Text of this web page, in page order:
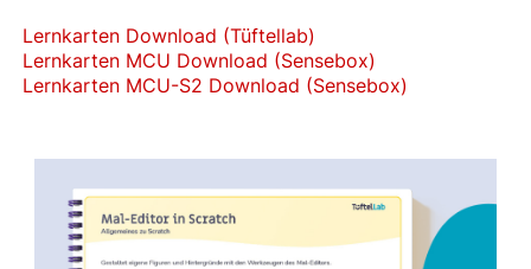
Lernkarten Download (Tüftellab)
Lernkarten MCU Download (Sensebox)
Lernkarten MCU-S2 Download (Sensebox)